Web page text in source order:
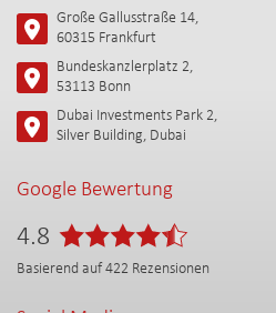
Große Gallusstraße 14,
60315 Frankfurt
Bundeskanzlerplatz 2,
53113 Bonn
Dubai Investments Park 2,
Silver Building, Dubai
Google Bewertung
4.8
Basierend auf 422 Rezensionen